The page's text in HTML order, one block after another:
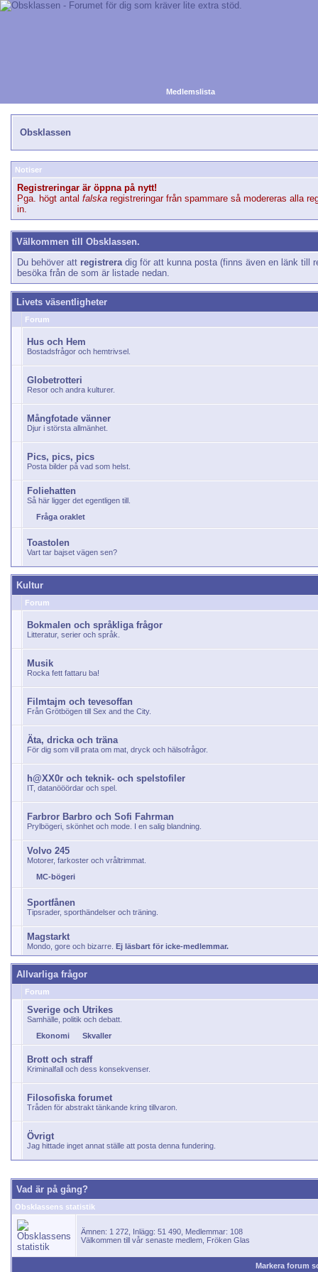
Medlemslista
Obsklassen
Notiser
Registreringar är öppna på nytt!
Pga. högt antal falska registreringar från spammare så modereras alla
in.
Välkommen till Obsklassen.
Du behöver att registreradig för att kunna posta (finns även en länk till
besöka från de som är listade nedan.
Livets väsentligheter
Forum
Hus och Hem
Bostadsfrågor och hemtrivsel.
Globetrotteri
Resor och andra kulturer.
Mångfotade vänner
Djur i största allmänhet.
Pics, pics, pics
Posta bilder på vad som helst.
Foliehatten
Så här ligger det egentligen till.
Fråga oraklet
Toastolen
Vart tar bajset vägen sen?
Kultur
Forum
Bokmalen och språkliga frågor
Litteratur, serier och språk.
Musik
Rocka fett fattaru ba!
Filmtajm och tevesoffan
Från Grötbögen till Sex and the City.
Äta, dricka och träna
För dig som vill prata om mat, dryck och hälsofrågor.
h@XX0r och teknik- och spelstofiler
IT, datanööördar och spel.
Farbror Barbro och Sofi Fahrman
Prylbögeri, skönhet och mode. I en salig blandning.
Volvo 245
Motorer, farkoster och vråltrimmat.
MC-bögeri
Sportfånen
Tipsrader, sporthändelser och träning.
Magstarkt
Mondo, gore och bizarre. Ej läsbart för icke-medlemmar.
Allvarliga frågor
Forum
Sverige och Utrikes
Samhälle, politik och debatt.
Ekonomi
Skvaller
Brott och straff
Kriminalfall och dess konsekvenser.
Filosofiska forumet
Tråden för abstrakt tänkande kring tillvaron.
Övrigt
Jag hittade inget annat ställe att posta denna fundering.
Vad är på gång?
Obsklassens statistik
Ämnen: 1 272, Inlägg: 51 490, Medlemmar: 108
Välkommen till vår senaste medlem, Fröken Glas
Markera forum